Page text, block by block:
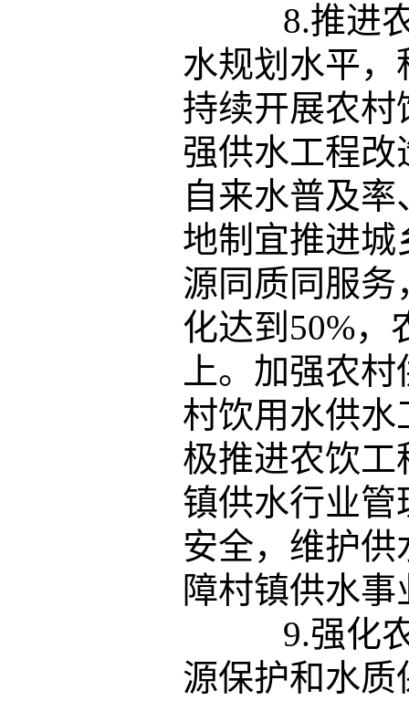
8.推进农
水规划水平
持续开展农
强供水工程
自来水普及
地制宜推进
源同质同服务
化达到50%，
上。加强农
村饮用水供
极推进农饮
镇供水行业
安全，维护
障村镇供水
9.强化农
源保护和水